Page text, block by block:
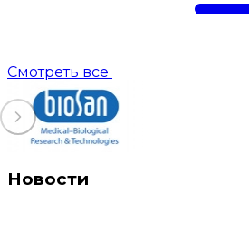
Смотреть все
Новости